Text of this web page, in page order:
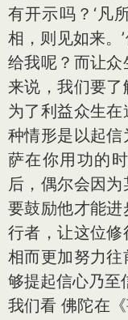
有开示吗？‘凡
相，则见如来。
给我呢？而让
来说，我们要
为了利益众生
种情形是以起
萨在你用功的
后，偶尔会因
要鼓励他才能
行者，让这位
相而更加努力
够提起信心乃至
我们看 佛陀在